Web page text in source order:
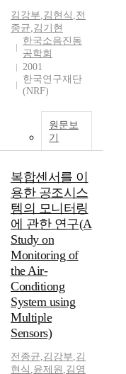
김강부,김현식 ,전
종균,김기현
한국소음진동
공학회
2001
한국연구재단
(NRF)
원문보
기
복합센서를 이
용한 공조시스
템의 모니터링
에 관한 연구(A
Study on
Monitoring of
the Air-
Conditiong
System using
Multiple
Sensors)
전종균,김강부,김
현식 ,윤제원 ,김영